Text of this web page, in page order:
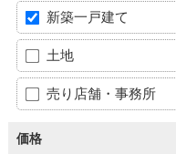
新築一戸建て
土地
売り店舗・事務所
価格